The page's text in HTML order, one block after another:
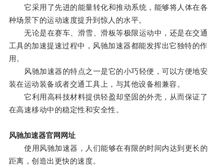
它采用了先进的能量转化和推动系统，能够将人体在各
种场景下的运动速度提升到惊人的水平。
无论是在赛车、滑雪、滑板等极限运动中，还是在交通
工具的加速提速过程中，风驰加速器都能发挥出它独特的作
用。
风驰加速器的特点之一是它的小巧轻便，可以方便地安
装在运动装备或者交通工具上，与其他设备相兼容。
它利用高科技材料提供轻盈却坚固的外壳，从而保证了
在高速移动中的稳定性和安全性。
风驰加速器官网网址
使用风驰加速器，人们能够在有限的时间内达到更长的
距离，创造出更快的速度。